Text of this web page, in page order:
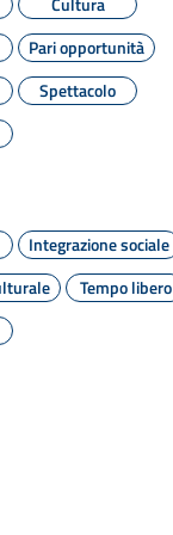
Pari opportunità
Spettacolo
Integrazione sociale
Tempo libero